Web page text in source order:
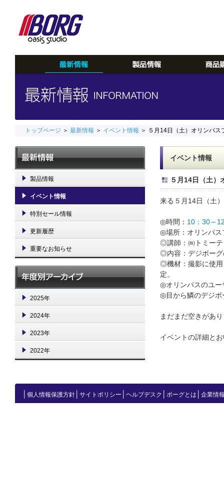
トップページ ＞ 最新情報 ＞ イベント情報 ＞ ５月14日（土）オリンパ
製品情報
イベント情報
特別セール情報
更新履歴
重要なお知らせ
2025年
2024年
2023年
2022年
イベント情報
５月14日（土）
来る５月14日（土
◎時間： 10：30～
◎場所：オリンパス
◎講師：㈱トミー
◎内容：デジボーグ
◎機材：撮影に使用
定。
◎オリンパスのユー
◎目から鱗のデジボ
まだまだ空きがあ
イベントの詳細と
個人情報保護方針 サイトポリシー ヘルプデスク ボーグとは 企業情